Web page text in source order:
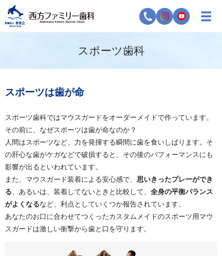
スポーツ歯科
スポーツは歯が命
スポーツ歯科ではマウスガードをオーダーメイドで作っています。
その前に、なぜスポーツは歯が命なのか？
人間はスポーツなど、力を発揮する瞬間に歯を食いしばります。そ
の肝心な歯がケガなどで破損すると、その後のパフォーマンスにも
影響が出るといわれています。
また、マウスガード装着による安心感で、 思いきったプレーができ
る 、あるいは、装着してないときと比較して、 全身の平衡バランス
がよくなるなど、利点としていくつか報告されています。
あなたのお口に合わせてつくったカスタムメイドのスポーツ用マウ
スガードは激しい衝撃から歯と口を守ります。